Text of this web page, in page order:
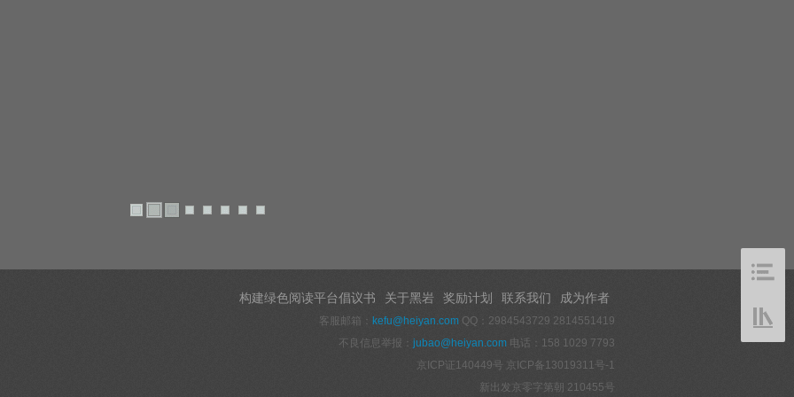
构建绿色阅读平台倡议书 关于黑岩 奖励计划 联系我们 成为作者
客服邮箱： kefu@heiyan.com QQ：2984543729 2814551419
不良信息举报： jubao@heiyan.com 电话：158 1029 7793
京ICP证140449号 京ICP备13019311号-1
新出发京零字第朝 210455号